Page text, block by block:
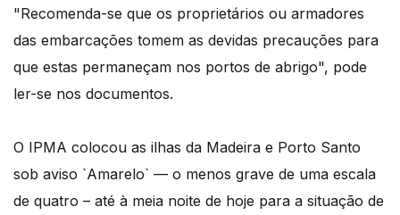
"Recomenda-se que os proprietários ou armadores
das embarcações tomem as devidas precauções para
que estas permaneçam nos portos de abrigo", pode
ler-se nos documentos.
O IPMA colocou as ilhas da Madeira e Porto Santo
sob aviso `Amarelo` — o menos grave de uma escala
de quatro – até à meia noite de hoje para a situação de